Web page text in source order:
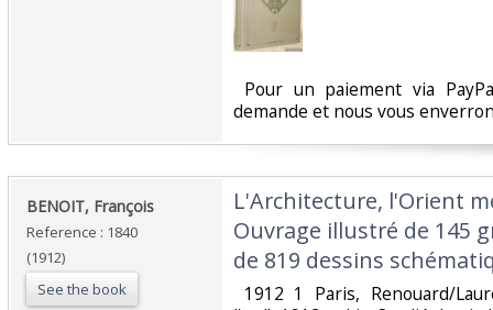
Pour un paiement via
demande et nous vous
‎BENOIT, François‎
Reference : 1840
(1912)
See the book
‎L'Architecture, l'Orient
Ouvrage illustré de 145
de 819 dessins
1912 1 Paris, Renouard/